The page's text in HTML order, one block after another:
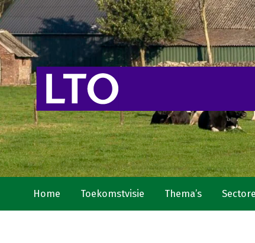
Home Toekomstvisie Thema’s